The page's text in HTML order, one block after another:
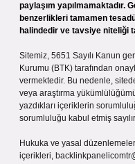
paylaşım yapılmamaktadır.
benzerlikleri tamamen
halindedir ve tavsiye niteliği
Sitemiz, 5651 Sayılı Kanun
Kurumu (BTK) tarafından
vermektedir. Bu nedenle,
veya araştırma
yazdıkları içeriklerin
sorumluluğu kabul etmiş
Hukuka ve yasal
içerikleri,